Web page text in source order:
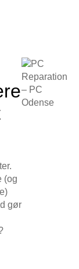
(og
gør